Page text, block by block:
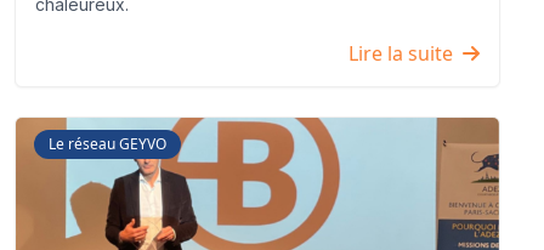
Lire la suite
Le réseau GEYVO